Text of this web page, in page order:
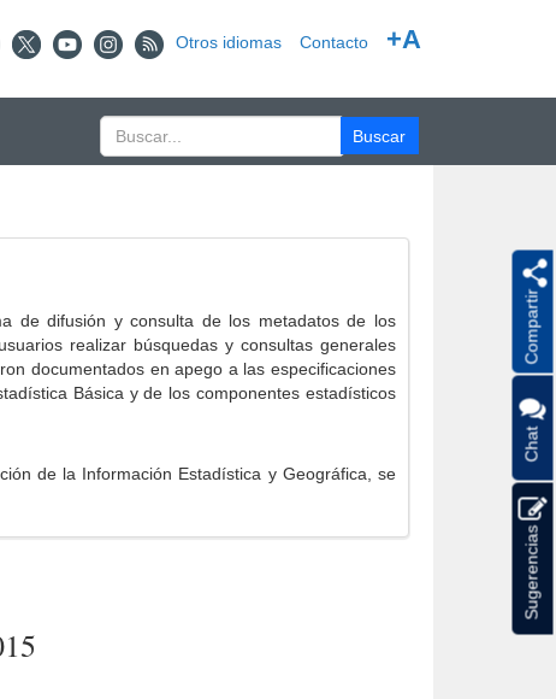
Otros idiomas Contacto +A
de difusión y consulta de los metadatos de los
realizar búsquedas y consultas generales
documentados en apego a las especificaciones
Básica y de los componentes estadísticos
de la Información Estadística y Geográfica, se
Compartir
Chat
Sugerencias